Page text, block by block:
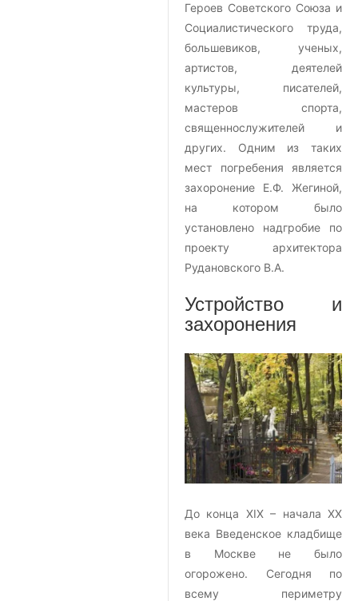
Героев Советского Союза и
Социалистического труда,
большевиков, ученых,
артистов, деятелей
культуры, писателей,
мастеров спорта,
священнослужителей и
других. Одним из таких
мест погребения является
захоронение Е.Ф. Жегиной,
на котором было
установлено надгробие по
проекту архитектора
Рудановского В.А.
Устройство и
захоронения
До конца XIX – начала XX
века Введенское кладбище
в Москве не было
огорожено. Сегодня по
всему периметру